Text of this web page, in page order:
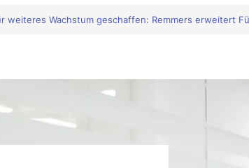
weiteres Wachstum geschaffen: Remmers erweitert